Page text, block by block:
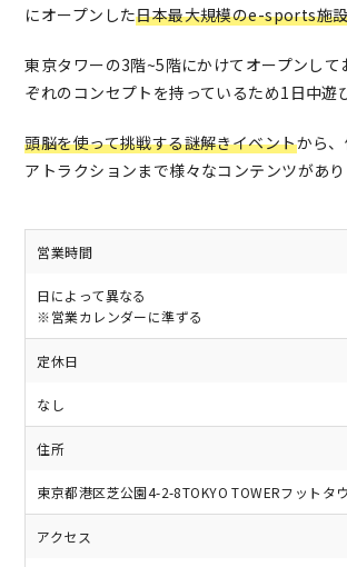
にオープンした日本最大規模のe-sports施
東京タワーの3階~5階にかけてオープンして
ぞれのコンセプトを持っているため1日中遊
頭脳を使って挑戦する謎解きイベントから
アトラクションまで様々なコンテンツがあり
営業時間
日によって異なる
※営業カレンダーに準ずる
定休日
なし
住所
東京都港区芝公園4-2-8TOKYO TOWERフットタ
アクセス